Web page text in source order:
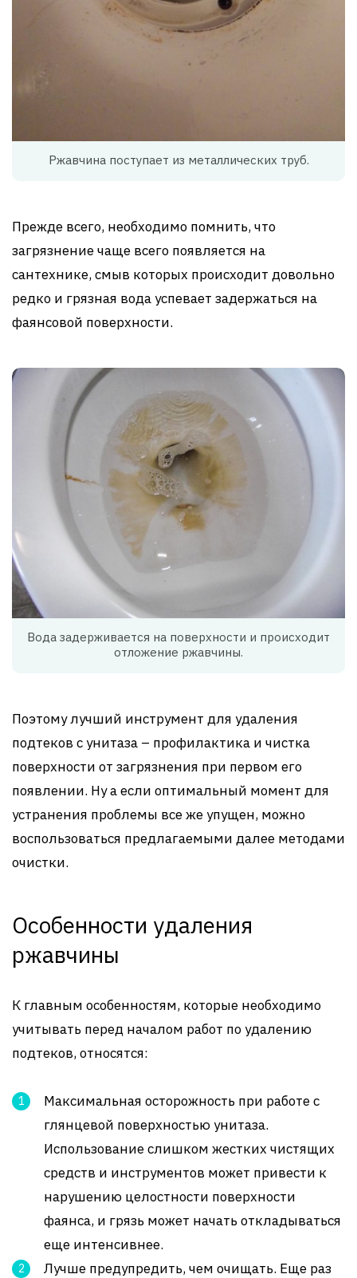
Ржавчина поступает из металлических труб.
Прежде всего, необходимо помнить, что
загрязнение чаще всего появляется на
сантехнике, смыв которых происходит довольно
редко и грязная вода успевает задержаться на
фаянсовой поверхности.
Вода задерживается на поверхности и происходит
отложение ржавчины.
Поэтому лучший инструмент для удаления
подтеков с унитаза – профилактика и чистка
поверхности от загрязнения при первом его
появлении. Ну а если оптимальный момент для
устранения проблемы все же упущен, можно
воспользоваться предлагаемыми далее методами
очистки.
Особенности удаления
ржавчины
К главным особенностям, которые необходимо
учитывать перед началом работ по удалению
подтеков, относятся:
Максимальная осторожность при работе с
глянцевой поверхностью унитаза.
Использование слишком жестких чистящих
средств и инструментов может привести к
нарушению целостности поверхности
фаянса, и грязь может начать откладываться
еще интенсивнее.
Лучше предупредить, чем очищать. Еще раз